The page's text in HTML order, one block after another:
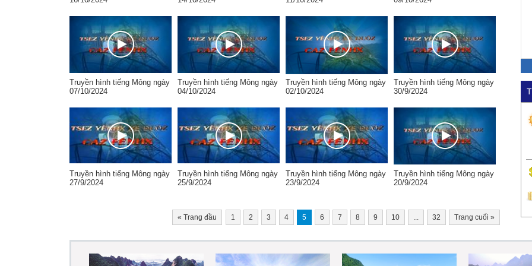
Truyền hình tiếng Mông ngày
07/10/2024
Truyền hình tiếng Mông ngày
04/10/2024
Truyền hình tiếng Mông ngày
02/10/2024
Truyền hình tiếng Mông ngày
30/9/2024
Truyền hình tiếng Mông ngày
27/9/2024
Truyền hình tiếng Mông ngày
25/9/2024
Truyền hình tiếng Mông ngày
23/9/2024
Truyền hình tiếng Mông ngày
20/9/2024
« Trang đầu 1 2 3 4 5 6 7 8 9 10 ... 32 Trang cuối »